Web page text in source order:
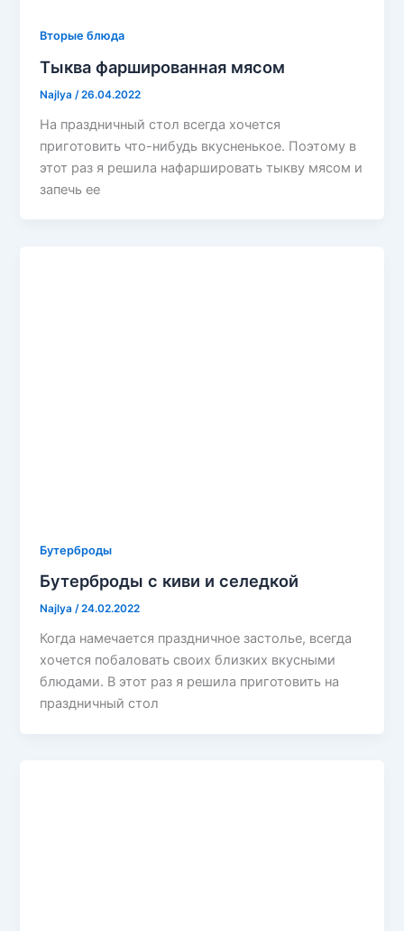
Вторые блюда
Тыква фаршированная мясом
Najlya /26.04.2022
На праздничный стол всегда хочется
приготовить что-нибудь вкусненькое. Поэтому в
этот раз я решила нафаршировать тыкву мясом и
запечь ее
Бутерброды
Бутерброды с киви и селедкой
Najlya/24.02.2022
Когда намечается праздничное застолье, всегда
хочется побаловать своих близких вкусными
блюдами. В этот раз я решила приготовить на
праздничный стол